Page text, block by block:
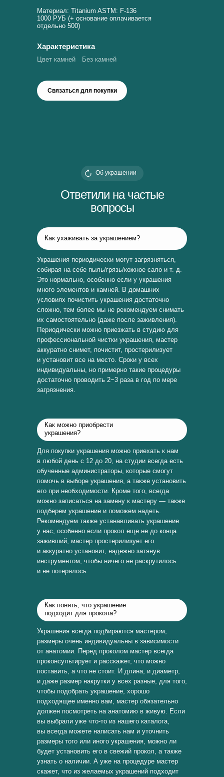
Связаться для покупки
Характеристика
Материал: Titanium ASTM: F-136
1000 РУБ (+ основание оплачивается
отдельно 500)
Без камней
Цвет камней
Ответили на частые
вопросы
Об украшении
Как ухаживать за украшением?
Украшения периодически могут загрязняться,
собирая на себе пыль/грязь/кожное сало и т. д.
Это нормально, особенно если у украшения
много элементов и камней. В домашних
условиях почистить украшения достаточно
сложно, тем более мы не рекомендуем снимать
их самостоятельно (даже после заживления).
Периодически можно приезжать в студию для
профессиональной чистки украшения, мастер
аккуратно снимет, почистит, простерилизует
и установит все на место. Сроки у всех
индивидуальны, но примерно такие процедуры
достаточно проводить 2−3 раза в год по мере
загрязнения.
Как можно приобрести
украшения?
Для покупки украшения можно приехать к нам
в любой день с 12 до 20, на студии всегда есть
обученные администраторы, которые смогут
помочь в выборе украшения, а также установить
его при необходимости. Кроме того, всегда
можно записаться на замену к мастеру — также
подберем украшение и поможем надеть.
Рекомендуем также устанавливать украшение
у нас, особенно если прокол еще не до конца
заживший, мастер простерилизует его
и аккуратно установит, надежно затянув
инструментом, чтобы ничего не раскрутилось
и не потерялось.
Как понять, что украшение
подходит для прокола?
Украшения всегда подбираются мастером,
размеры очень индивидуальны в зависимости
от анатомии. Перед проколом мастер всегда
проконсультирует и расскажет, что можно
поставить, а что не стоит. И длина, и диаметр,
и даже размер накрутки у всех разные, для того,
чтобы подобрать украшение, хорошо
подходящее именно вам, мастер обязательно
должен посмотреть на анатомию в живую. Если
вы выбрали уже что-то из нашего каталога,
вы всегда можете написать нам и уточнить
размеры того или иного украшения, можно ли
будет установить его в свежий прокол, а также
узнать о наличии. А уже на процедуре мастер
скажет, что из желаемых украшений подходит